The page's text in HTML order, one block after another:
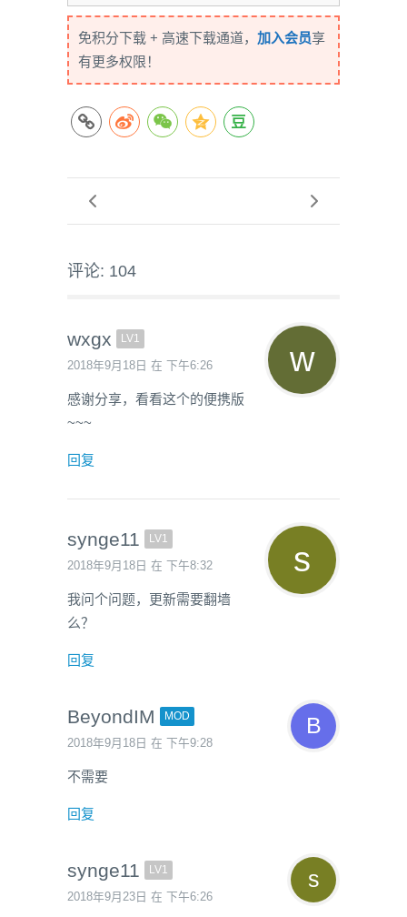
免积分下载 + 高速下载通道， 加入会员享
有更多权限！
评论: 104
wxgx LV1
2018年9月18日 在 下午6:26
感谢分享，看看这个的便携版
~~~
回复
synge11 LV1
2018年9月18日 在 下午8:32
我问个问题，更新需要翻墙
么？
回复
BeyondIM MOD
2018年9月18日 在 下午9:28
不需要
回复
synge11 LV1
2018年9月23日 在 下午6:26